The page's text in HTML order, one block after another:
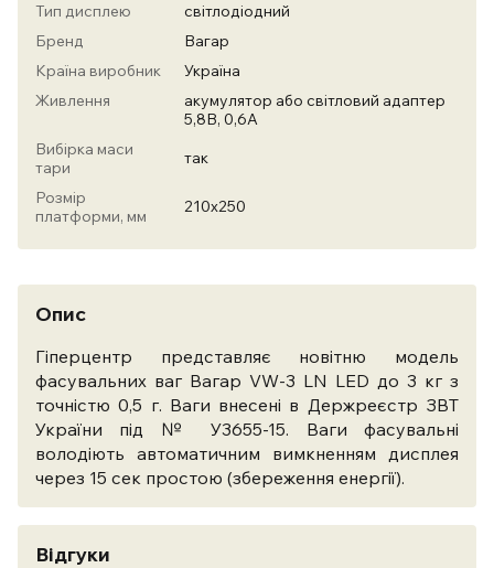
Тип дисплею
світлодіодний
Бренд
Вагар
Країна виробник
Україна
Живлення
акумулятор або світловий адаптер
5,8В, 0,6А
Вибірка маси
тари
так
Розмір
платформи, мм
210х250
Опис
Гіперцентр представляє новітню модель
фасувальних ваг Вагар VW-3 LN LED до 3 кг з
точністю 0,5 г. Ваги внесені в Держреєстр ЗВТ
України під № У3655-15. Ваги фасувальні
володіють автоматичним вимкненням дисплея
через 15 сек простою (збереження енергії).
Відгуки